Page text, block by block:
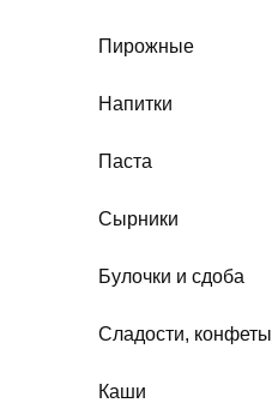
Пирожные
Напитки
Паста
Сырники
Булочки и сдоба
Сладости, конфеты
Каши